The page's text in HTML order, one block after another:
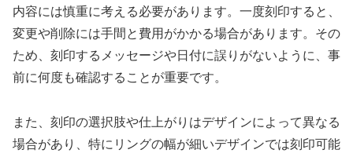
内容には慎重に考える必要があります。一度刻印すると、
変更や削除には手間と費用がかかる場合があります。その
ため、刻印するメッセージや日付に誤りがないように、事
前に何度も確認することが重要です。
また、刻印の選択肢や仕上がりはデザインによって異なる
場合があり、特にリングの幅が細いデザインでは刻印可能